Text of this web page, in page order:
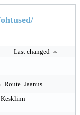
Last changed
Kesklinn-